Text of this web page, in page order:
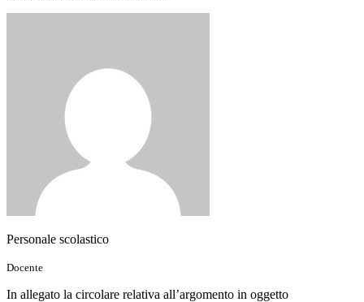
Personale scolastico
Docente
In allegato la circolare relativa all’argomento in oggetto